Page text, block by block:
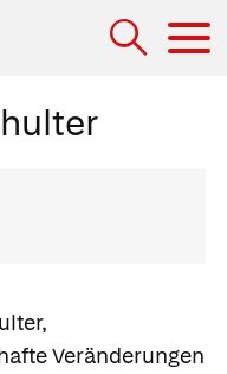
Veränderungen